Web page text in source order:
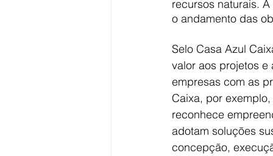
recursos naturais.
o andamento das
Selo Casa Azul
valor aos projetos
empresas com as
Caixa, por
reconhece
adotam soluções
concepção,